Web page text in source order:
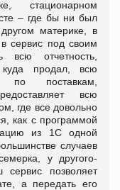
стационарном
– где бы ни был
материке, в
сервис под своим
отчетность,
куда продал, всю
поставкам,
всю
где все довольно
как с программой
из 1С одной
случаев
у другого-
позволяет
а передать его